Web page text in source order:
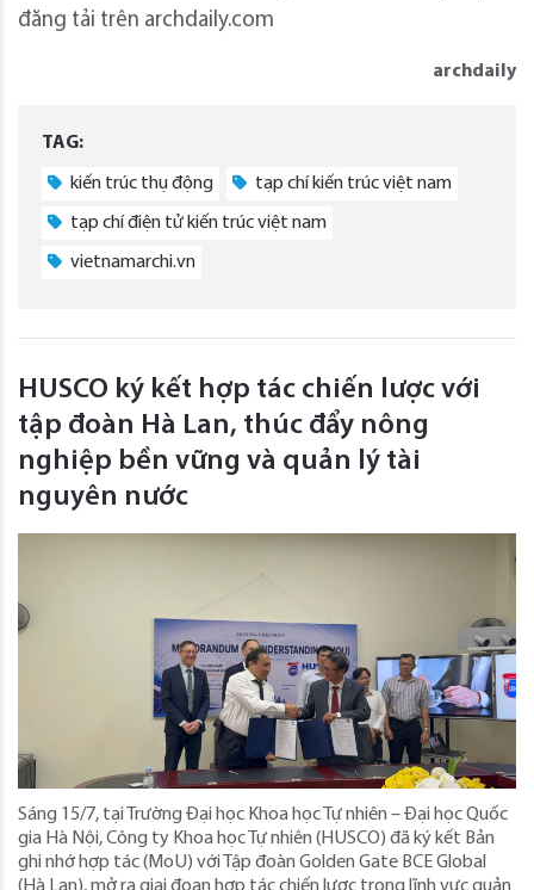
đăng tải trên archdaily.com
archdaily
TAG:
kiến trúc thụ động tạp chí kiến trúc việt nam
tạp chí điện tử kiến trúc việt nam
vietnamarchi.vn
HUSCO ký kết hợp tác chiến lược với
tập đoàn Hà Lan, thúc đẩy nông
nghiệp bền vững và quản lý tài
nguyên nước
Sáng 15/7, tại Trường Đại học Khoa học Tự nhiên – Đại học Quốc
gia Hà Nội, Công ty Khoa học Tự nhiên (HUSCO) đã ký kết Bản
ghi nhớ hợp tác (MoU) với Tập đoàn Golden Gate BCE Global